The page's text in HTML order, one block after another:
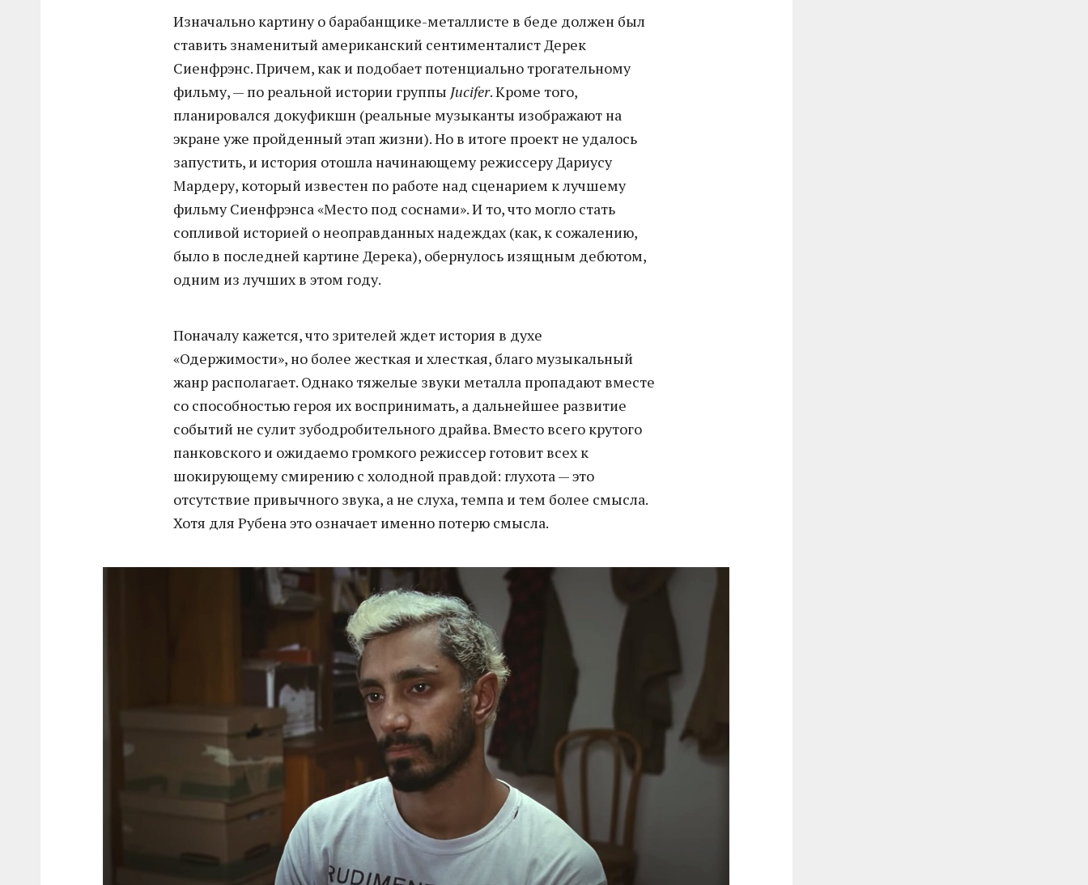
Изначально картину о барабанщике-металлисте в беде должен был
ставить знаменитый американский сентименталист Дерек
Сиенфрэнс. Причем, как и подобает потенциально трогательному
фильму, — по реальной истории группы Jucifer. Кроме того,
планировался докуфикшн (реальные музыканты изображают на
экране уже пройденный этап жизни). Но в итоге проект не удалось
запустить, и история отошла начинающему режиссеру Дариусу
Мардеру, который известен по работе над сценарием к лучшему
фильму Сиенфрэнса «Место под соснами». И то, что могло стать
сопливой историей о неоправданных надеждах (как, к сожалению,
было в последней картине Дерека), обернулось изящным дебютом,
одним из лучших в этом году.
Поначалу кажется, что зрителей ждет история в духе
«Одержимости», но более жесткая и хлесткая, благо музыкальный
жанр располагает. Однако тяжелые звуки металла пропадают вместе
со способностью героя их воспринимать, а дальнейшее развитие
событий не сулит зубодробительного драйва. Вместо всего крутого
панковского и ожидаемо громкого режиссер готовит всех к
шокирующему смирению с холодной правдой: глухота — это
отсутствие привычного звука, а не слуха, темпа и тем более смысла.
Хотя для Рубена это означает именно потерю смысла.